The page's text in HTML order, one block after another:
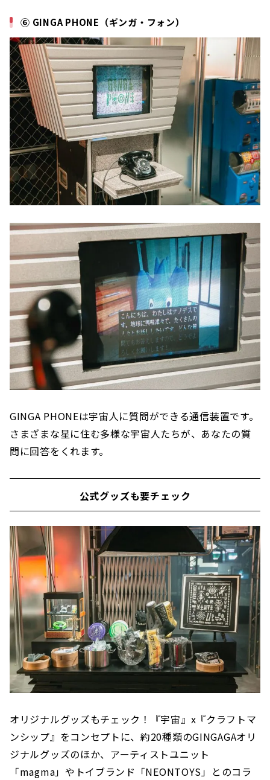
⑥ GINGA PHONE（ギンガ・フォン）
GINGA PHONEは宇宙人に質問ができる通信装置です。
さまざまな星に住む多様な宇宙人たちが、あなたの質
問に回答をくれます。
公式グッズも要チェック
オリジナルグッズもチェック！『宇宙』x『クラフトマ
ンシップ』をコンセプトに、約20種類のGINGAGAオリ
ジナルグッズのほか、アーティストユニット
「magma」やトイブランド「NEONTOYS」とのコラ